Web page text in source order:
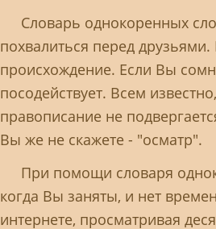
Словарь однокоренных
похвалиться перед
происхождение. Если Вы
посодействует. Всем
правописание не
Вы же не скажете - "осматр".
При помощи словаря
когда Вы заняты, и нет
интернете, просматривая